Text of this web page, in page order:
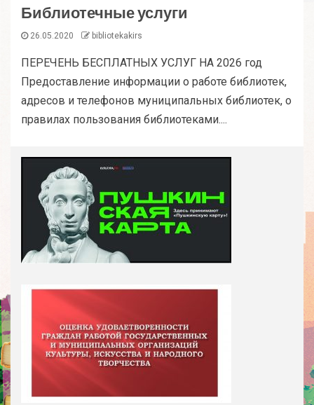
Библиотечные услуги
26.05.2020 bibliotekakirs
ПЕРЕЧЕНЬ БЕСПЛАТНЫХ УСЛУГ НА 2026 год
Предоставление информации о работе библиотек,
адресов и телефонов муниципальных библиотек, о
правилах пользования библиотеками....